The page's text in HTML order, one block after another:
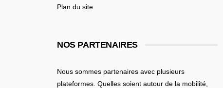
Plan du site
NOS PARTENAIRES
Nous sommes partenaires avec plusieurs
plateformes. Quelles soient autour de la mobilité